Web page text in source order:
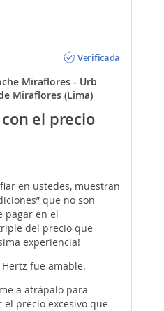
Verificada
Miraflores - Urb
Miraflores (Lima)
el precio
en ustedes, muestran
que no son
pagar en el
del precio que
experiencia!
fue amable.
a atrápalo para
precio excesivo que